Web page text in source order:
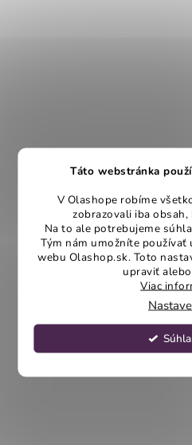
Táto webstránka
V Olashope robíme
zobrazovali iba
Na to ale potrebujeme
Tým nám umožníte používať
webu Olashop.sk. Toto
upraviť
Viac